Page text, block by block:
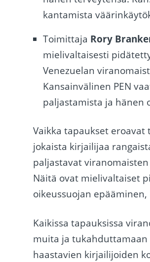
kantamista
Toimittaja Rory
mielivaltaisesti
Venezuelan
Kansainvälinen PEN
paljastamista ja hänen
Vaikka tapaukset
jokaista kirjailijaa
paljastavat
Näitä ovat mielivaltaiset
oikeussuojan
Kaikissa tapauksissa
muita ja tukahduttamaan
haastavien kirjailijoiden